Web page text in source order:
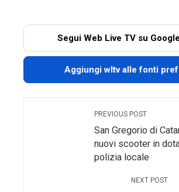
Segui Web Live TV su
Aggiungi wltv alle fonti
PREVIOUS POST
San Gregorio di
nuovi scooter in
polizia locale
NEXT POST